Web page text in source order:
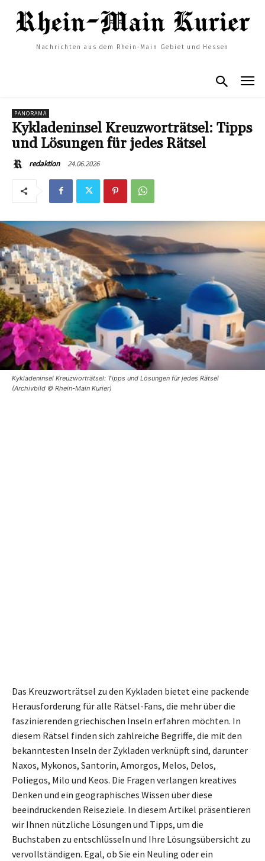
Nachrichten aus dem Rhein-Main Gebiet und Hessen
PANORAMA
Kykladeninsel Kreuzworträtsel: Tipps
und Lösungen für jedes Rätsel
redaktion 24.06.2026
Kykladeninsel Kreuzworträtsel: Tipps und Lösungen für jedes Rätsel
(Archivbild © Rhein-Main Kurier)
Das Kreuzworträtsel zu den Kykladen bietet eine packende
Herausforderung für alle Rätsel-Fans, die mehr über die
faszinierenden griechischen Inseln erfahren möchten. In
diesem Rätsel finden sich zahlreiche Begriffe, die mit den
bekanntesten Inseln der Zykladen verknüpft sind, darunter
Naxos, Mykonos, Santorin, Amorgos, Melos, Delos,
Poliegos, Milo und Keos. Die Fragen verlangen kreatives
Denken und ein geographisches Wissen über diese
beeindruckenden Reiseziele. In diesem Artikel präsentieren
wir Ihnen nützliche Lösungen und Tipps, um die
Buchstaben zu entschlüsseln und Ihre Lösungsübersicht zu
vervollständigen. Egal, ob Sie ein Neuling oder ein